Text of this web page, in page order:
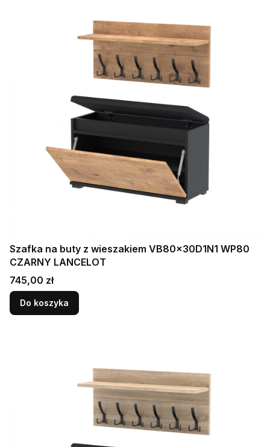
Szafka na buty z wieszakiem VB80x30D1N1 WP80
CZARNY LANCELOT
Cena
745,00 zł
Do koszyka